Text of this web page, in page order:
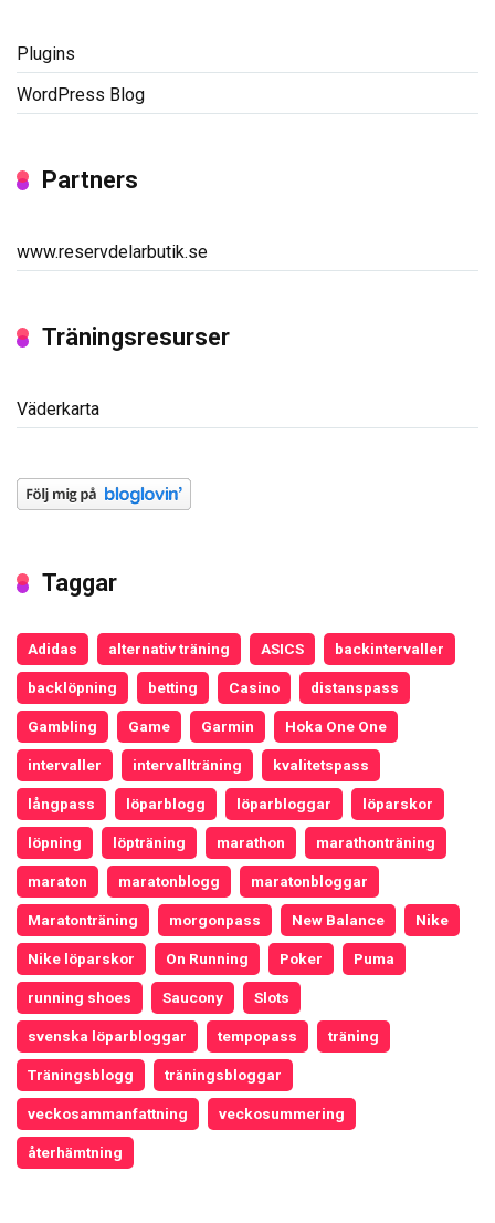
Plugins
WordPress Blog
Partners
www.reservdelarbutik.se
Träningsresurser
Väderkarta
Taggar
Adidas alternativ träning ASICS backintervaller
backlöpning betting Casino distanspass
Gambling Game Garmin Hoka One One
intervaller intervallträning kvalitetspass
långpass löparblogg löparbloggar löparskor
löpning löpträning marathon marathonträning
maraton maratonblogg maratonbloggar
Maratonträning morgonpass New Balance Nike
Nike löparskor On Running Poker Puma
running shoes Saucony Slots
svenska löparbloggar tempopass träning
Träningsblogg träningsbloggar
veckosammanfattning veckosummering
återhämtning